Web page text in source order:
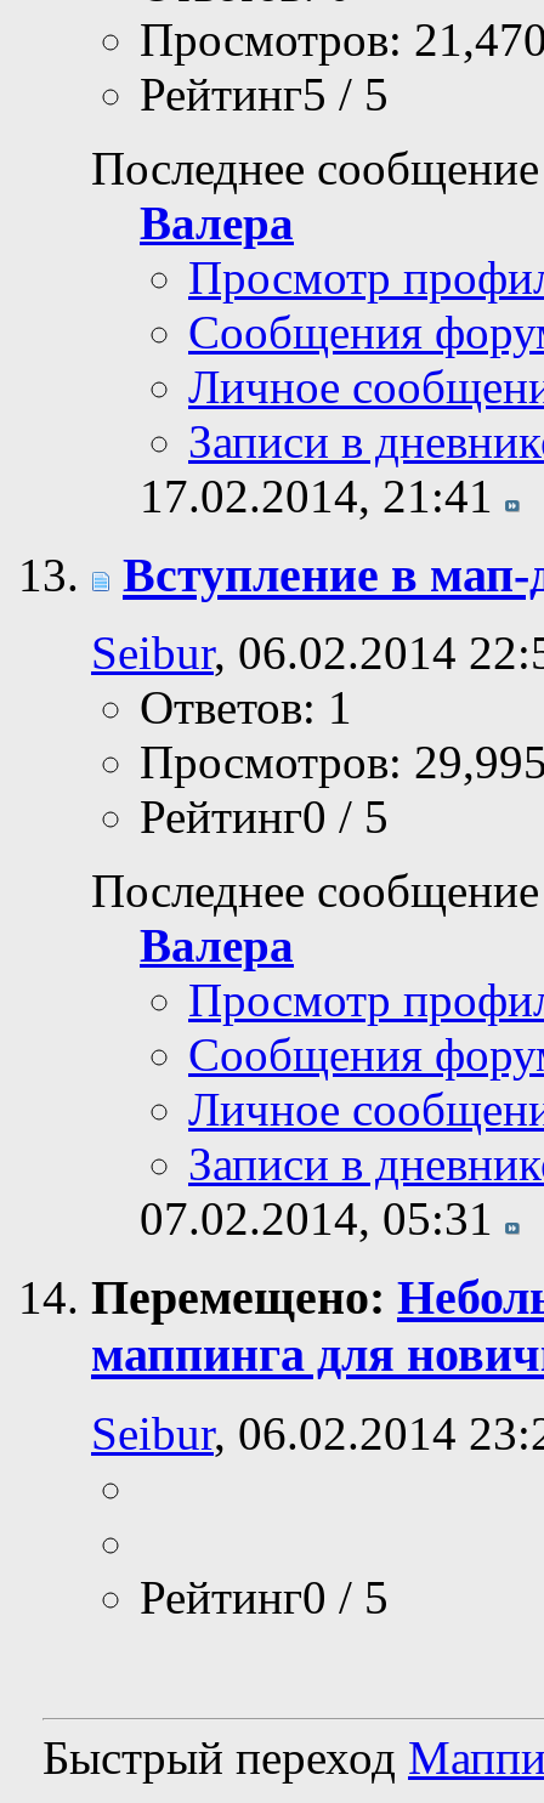
Просмотров:
Рейтинг5 / 5
Последнее
Валера
Просмотр
Сообщения
Личное
Записи в
17.02.2014, 21:41
Вступление в
Seibur, 06.02.2014
Ответов: 1
Просмотров:
Рейтинг0 / 5
Последнее
Валера
Просмотр
Сообщения
Личное
Записи в
07.02.2014, 05:31
Перемещено:
маппинга для
Seibur, 06.02.2014
Рейтинг0 / 5
Быстрый переход